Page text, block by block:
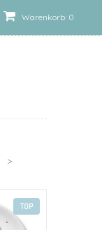
Warenkorb: 0
>
TOP